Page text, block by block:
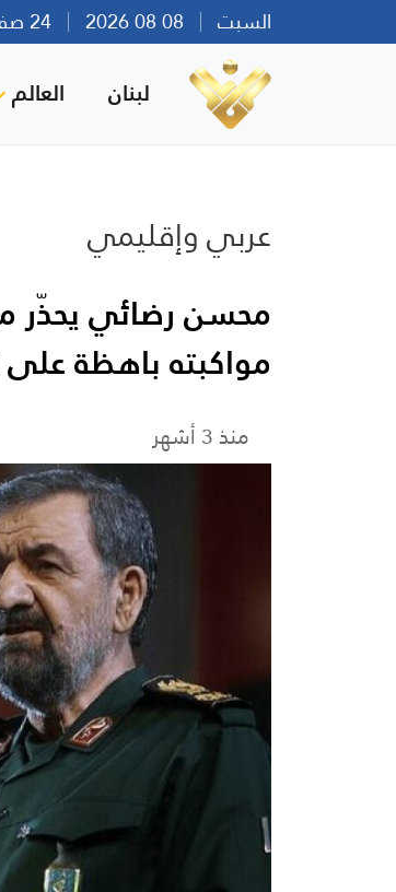
السبت
لبنان العالم
عربي وإقليمي
محسن رضائي يحذّر
مواكبته باهظة
منذ 3 أشهر